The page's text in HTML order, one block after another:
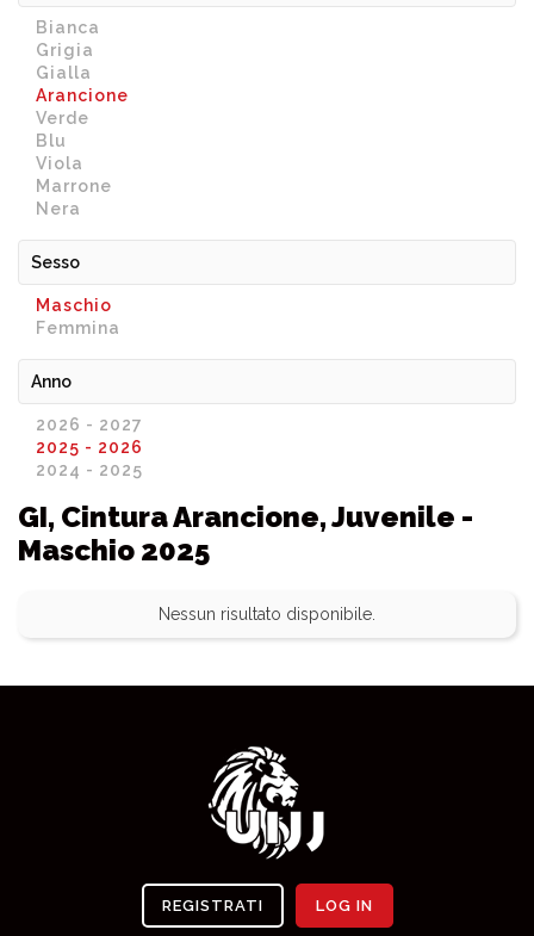
Bianca
Grigia
Gialla
Arancione
Verde
Blu
Viola
Marrone
Nera
Sesso
Maschio
Femmina
Anno
2026 - 2027
2025 - 2026
2024 - 2025
GI, Cintura Arancione, Juvenile -
Maschio 2025
Nessun risultato disponibile.
REGISTRATI LOG IN